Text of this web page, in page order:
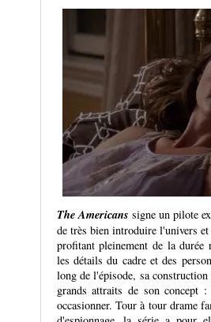
The Americans signe un pilote
de très bien introduire l'univers
profitant pleinement de la
les détails du cadre et des
long de l'épisode, sa
grands attraits de son concept
occasionner. Tour à tour drame